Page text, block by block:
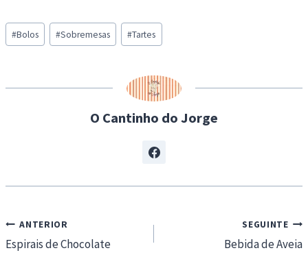
d
i
g
Post
Tags:
#Bolos #Sobremesas #Tartes
O Cantinho do Jorge
Navegação
de
ANTERIOR
Espirais de Chocolate
SEGUINTE
Bebida de Aveia